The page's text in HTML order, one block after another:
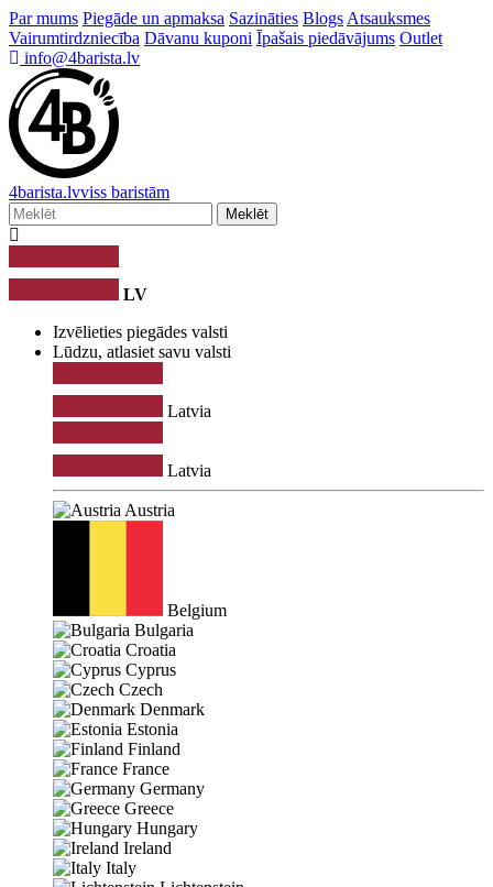
Par mums Piegāde un apmaksa Sazināties Blogs Atsauksmes
Vairumtirdzniecība Dāvanu kuponi Īpašais piedāvājums Outlet
info@4barista.lv
4barista.lvviss baristām
Meklēt
LV
Izvēlieties piegādes valsti
Lūdzu, atlasiet savu valsti
Latvia
Latvia
Austria
Belgium
Bulgaria
Croatia
Cyprus
Czech
Denmark
Estonia
Finland
France
Germany
Greece
Hungary
Ireland
Italy